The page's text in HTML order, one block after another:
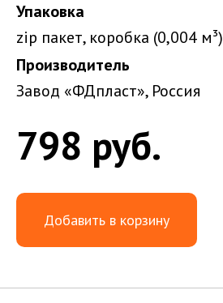
Упаковка
zip пакет, коробка (0,004 м³)
Производитель
Завод «ФДпласт», Россия
798 руб.
Добавить в корзину